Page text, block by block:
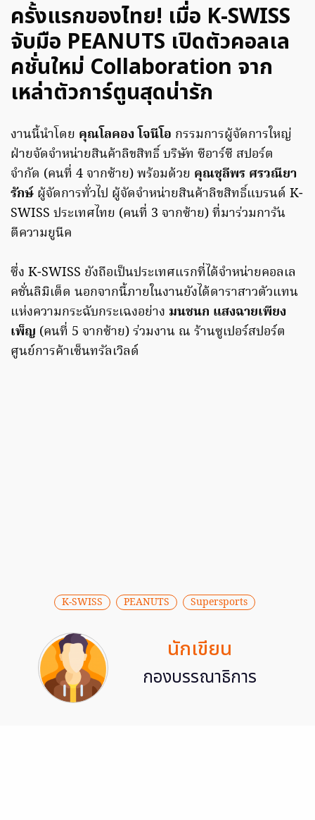
ครั้งแรกของไทย! เมื่อ K-SWISS
จับมือ PEANUTS เปิดตัวคอลเล
คชั่นใหม่ Collaboration จาก
เหล่าตัวการ์ตูนสุดน่ารัก
งานนี้นำโดย คุณโลคอง โจนีโอ กรรมการผู้จัดการใหญ่
ฝ่ายจัดจำหน่ายสินค้าลิขสิทธิ์ บริษัท ซีอาร์ซี สปอร์ต
จำกัด (คนที่ 4 จากซ้าย) พร้อมด้วย คุณชุลีพร ศรวณียา
รักษ์ ผู้จัดการทั่วไป ผู้จัดจำหน่ายสินค้าลิขสิทธิ์แบรนด์ K-
SWISS ประเทศไทย (คนที่ 3 จากซ้าย) ที่มาร่วมการัน
ตีความยูนีค
ซึ่ง K-SWISS ยังถือเป็นประเทศแรกที่ได้จำหน่ายคอลเล
คชั่นลิมิเต็ด นอกจากนี้ภายในงานยังได้ดาราสาวตัวแทน
แห่งความกระฉับกระเฉงอย่าง มนชนก แสงฉายเพียง
เพ็ญ (คนที่ 5 จากซ้าย) ร่วมงาน ณ ร้านซูเปอร์สปอร์ต
ศูนย์การค้าเซ็นทรัลเวิลด์
K-SWISS PEANUTS Supersports
นักเขียน
กองบรรณาธิการ